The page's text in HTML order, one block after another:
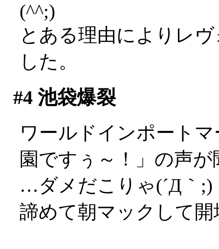
(^^;)
とある理由によりレ
した。
#4池袋爆裂
ワールドインポート
園ですぅ～！」の声
…ダメだこりゃ(´Д｀;)
諦めて朝マックして